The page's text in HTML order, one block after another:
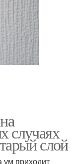
случаях
слой
ум приходит